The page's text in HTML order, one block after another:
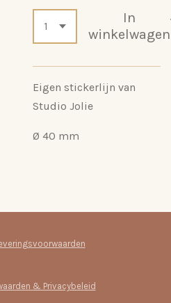
In
winkelwagen
Eigen stickerlijn van
Studio Jolie
Ø 40 mm
& Privacybeleid